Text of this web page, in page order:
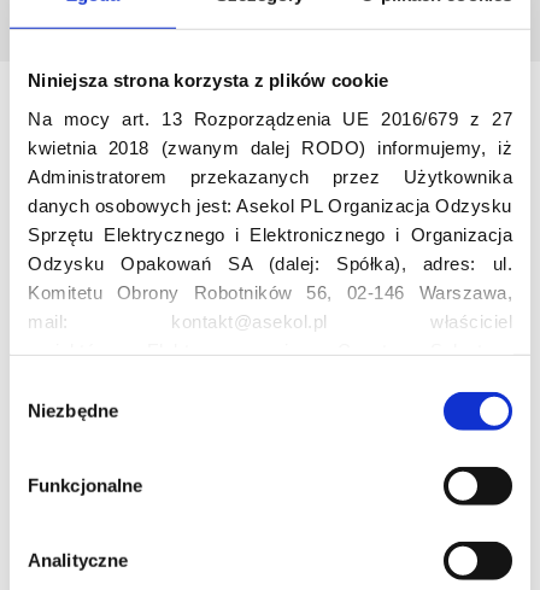
Niniejsza strona korzysta z plików cookie
Na mocy art. 13 Rozporządzenia UE 2016/679 z 27
kwietnia 2018 (zwanym dalej RODO) informujemy, iż
Administratorem przekazanych przez Użytkownika
danych osobowych jest: Asekol PL Organizacja Odzysku
Sprzętu Elektrycznego i Elektronicznego i Organizacja
Odzysku Opakowań SA (dalej: Spółka), adres: ul.
Komitetu Obrony Robotników 56, 02-146 Warszawa,
mail: kontakt@asekol.pl właściciel
Asekolove. Administrator przetwarza następujące dane
osobowe Użytkowników: imię, nazwisko, adres e-mail,
numer telefonu, miasto, preferencje Użytkownika,
lokalizacja, obszar zainteresowania, dane przetwarzane
reklamowy Użytkownika, lokalizacja, identyfikator
urządzenia, data i godzina korzystania z serwisu, dane
Niezbędne
Funkcjonalne
Analityczne
Odwiedź nas
Edukacja
Projekt edukacyjny F(RE)Ecykling – FREEducation
Profesjonalna i Bezpieczna Utylizacja Elektroodpadów